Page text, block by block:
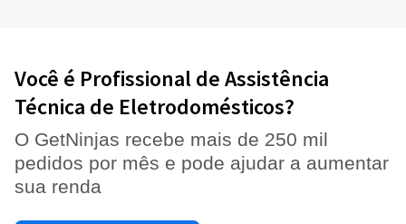
Você é Profissional de Assistência
Técnica de Eletrodomésticos?
O GetNinjas recebe mais de 250 mil
pedidos por mês e pode ajudar a aumentar
sua renda